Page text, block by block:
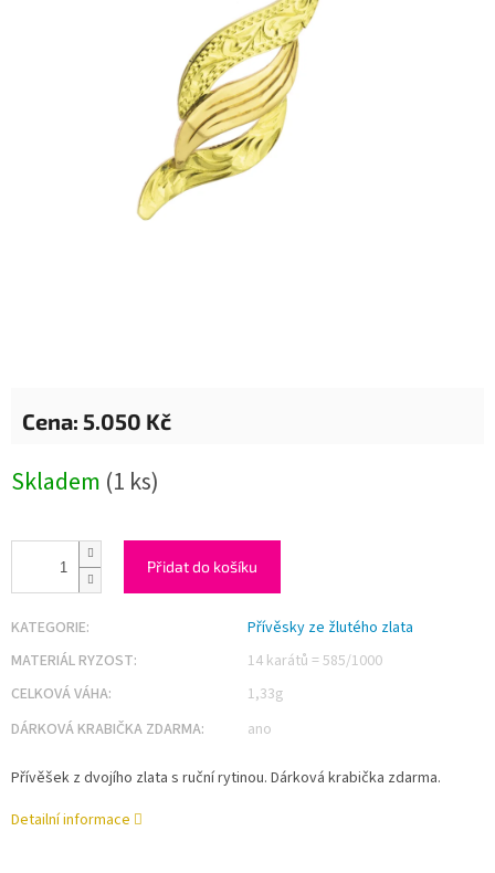
5.050 Kč
cena:
Skladem (1 ks)
Přidat do košíku
KATEGORIE:
Přívěsky ze žlutého zlata
MATERIÁL RYZOST:
14 karátů = 585/1000
CELKOVÁ VÁHA:
1,33g
DÁRKOVÁ KRABIČKA ZDARMA: ano
Přívěšek z dvojího zlata s ruční rytinou. Dárková krabička zdarma.
Detailní informace